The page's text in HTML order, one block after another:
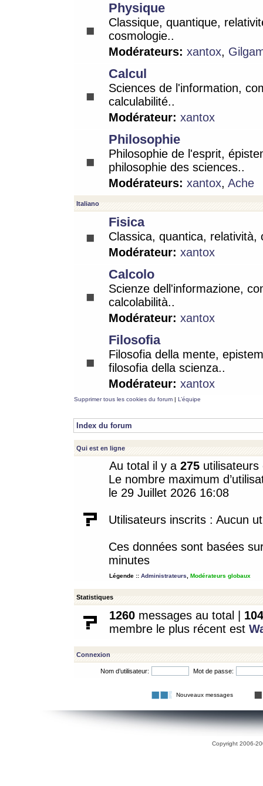
Physique
Classique, quantique,
cosmologie..
Modérateurs: xantox,
Calcul
Sciences de l'information,
calculabilité..
Modérateur: xantox
Philosophie
Philosophie de l'esprit,
philosophie des sciences..
Modérateurs: xantox, Ache
Italiano
Fisica
Classica, quantica, relatività,
Modérateur: xantox
Calcolo
Scienze dell'informazione,
calcolabilità..
Modérateur: xantox
Filosofia
Filosofia della mente,
filosofia della scienza..
Modérateur: xantox
Supprimer tous les cookies du forum | L’équipe
Index du forum
Qui est en ligne
Au total il y a 275
Le nombre maximum
le 29 Juillet 2026 16:08
Utilisateurs inscrits : Aucun
Ces données sont basées
minutes
Légende :: Administrateurs Modérateurs globaux
Statistiques
1260 messages au total | 104
membre le plus récent est
Connexion
Nom d’utilisateur: Mot de passe:
Nouveaux messages
Copyright 2006-